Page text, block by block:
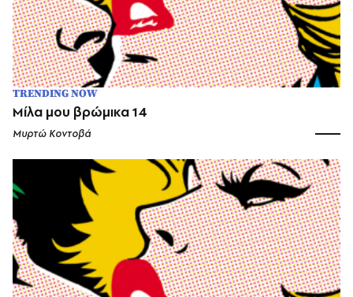
TRENDING NOW
Μίλα μου βρώμικα 14
Μυρτώ Κοντοβά